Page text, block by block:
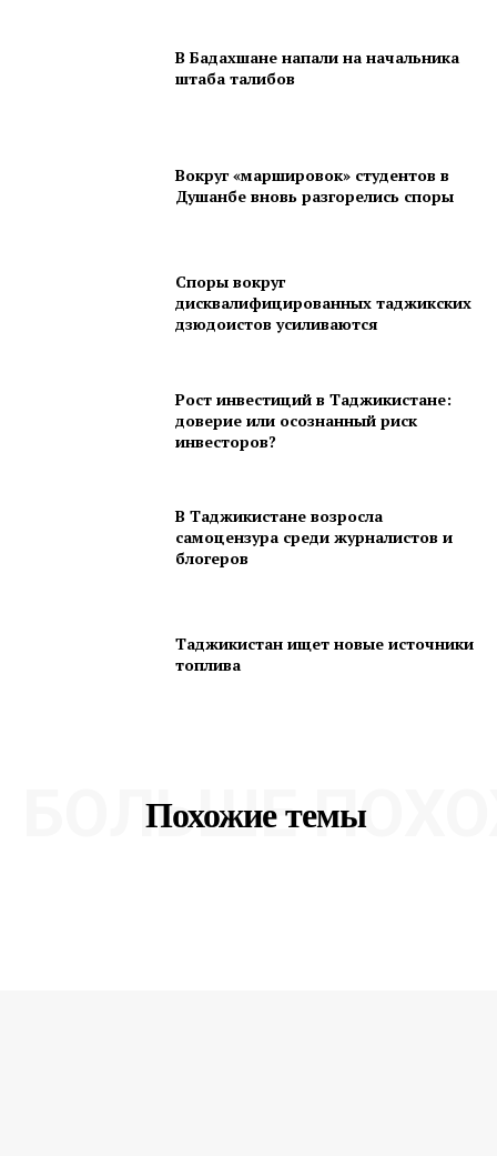
В Бадахшане напали на начальника
штаба талибов
Вокруг «маршировок» студентов в
Душанбе вновь разгорелись споры
Споры вокруг
дисквалифицированных таджикских
дзюдоистов усиливаются
Рост инвестиций в Таджикистане:
доверие или осознанный риск
инвесторов?
В Таджикистане возросла
самоцензура среди журналистов и
блогеров
Таджикистан ищет новые источники
топлива
Похожие темы
БОЛЬШЕ